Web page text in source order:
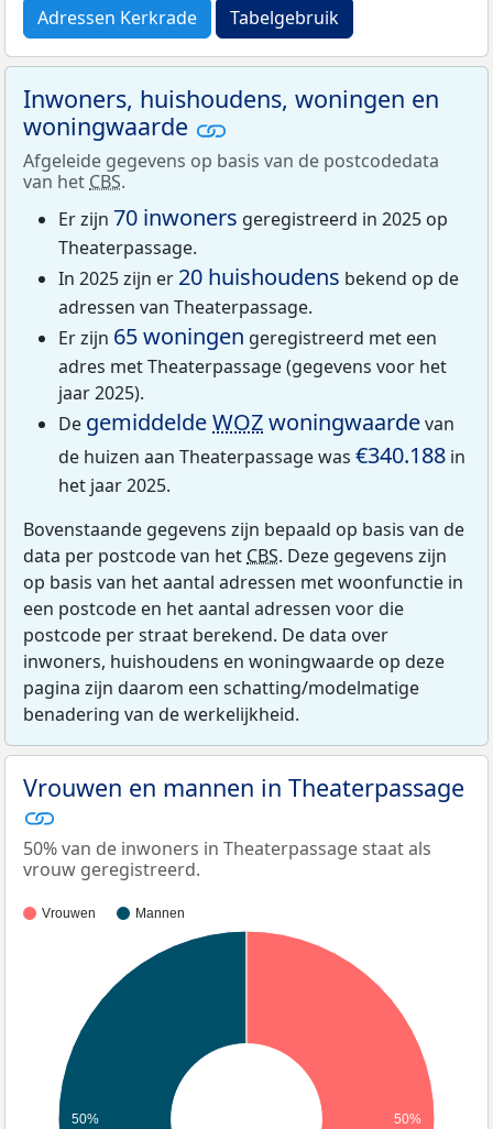
Adressen Kerkrade Tabelgebruik
Inwoners, huishoudens, woningen en
woningwaarde
Afgeleide gegevens op basis van de postcodedata
van het CBS.
Er zijn 70 inwoners geregistreerd in 2025 op
Theaterpassage.
In 2025 zijn er 20 huishoudens bekend op de
adressen van Theaterpassage.
Er zijn 65 woningen geregistreerd met een
adres met Theaterpassage (gegevens voor het
jaar 2025).
De gemiddeldeWOZwoningwaardevan
de huizen aan Theaterpassage was €340.188 in
het jaar 2025.
Bovenstaande gegevens zijn bepaald op basis van de
data per postcode van het CBS. Deze gegevens zijn
op basis van het aantal adressen met woonfunctie in
een postcode en het aantal adressen voor die
postcode per straat berekend. De data over
inwoners, huishoudens en woningwaarde op deze
pagina zijn daarom een schatting/modelmatige
benadering van de werkelijkheid.
Vrouwen en mannen in Theaterpassage
50% van de inwoners in Theaterpassage staat als
vrouw geregistreerd.
Vrouwen Mannen
50% 50%